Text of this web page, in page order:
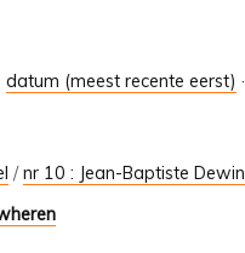
datum (meest recente eerst) ·
/nr 10 : Jean-Baptiste Dewin